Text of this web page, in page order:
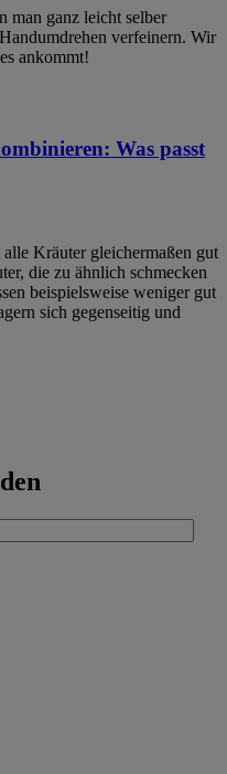
man ganz leicht selber
verfeinern. Wir
ankommt!
Was passt
Kräuter gleichermaßen gut
die zu ähnlich schmecken
beispielsweise weniger gut
sich gegenseitig und